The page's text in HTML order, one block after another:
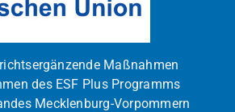
Maßnahmen
des ESF Plus Programms
Mecklenburg-Vorpommern